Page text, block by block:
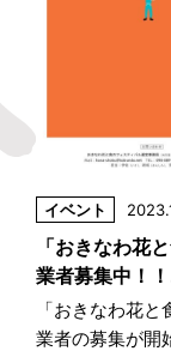
イベント
「おきなわ花
業者募集中！
「おきなわ花
業者の募集が開